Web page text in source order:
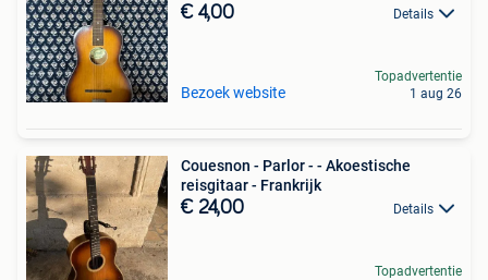
€ 4,00 Details
Bezoek website
Topadvertentie
1 aug 26
Couesnon - Parlor - - Akoestische
reisgitaar - Frankrijk
€ 24,00 Details
Topadvertentie